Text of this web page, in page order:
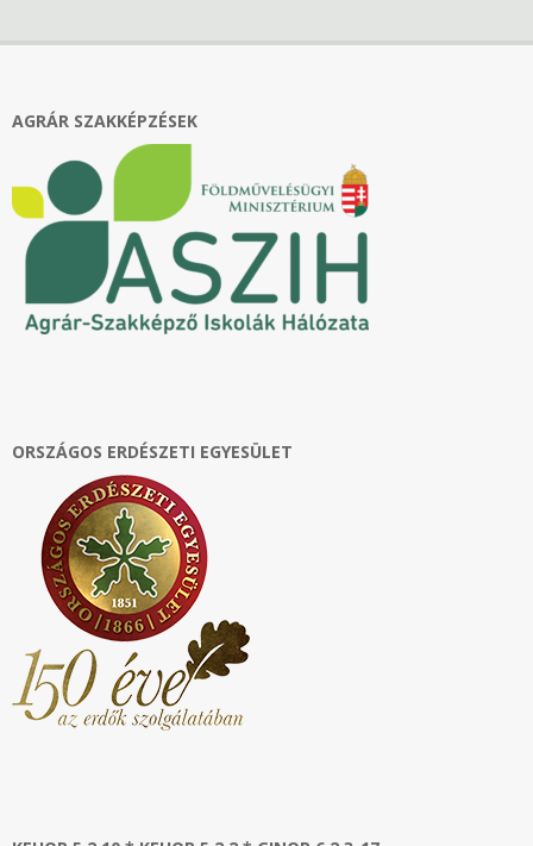
AGRÁR SZAKKÉPZÉSEK
ORSZÁGOS ERDÉSZETI EGYESÜLET